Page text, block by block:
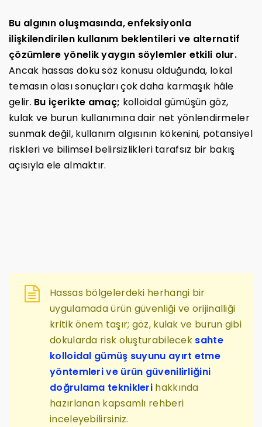
Bu algının oluşmasında, enfeksiyonla
ilişkilendirilen kullanım beklentileri ve alternatif
çözümlere yönelik yaygın söylemler etkili olur.
Ancak hassas doku söz konusu olduğunda, lokal
temasın olası sonuçları çok daha karmaşık hâle
gelir. Bu içerikte amaç; kolloidal gümüşün göz,
kulak ve burun kullanımına dair net yönlendirmeler
sunmak değil, kullanım algısının kökenini, potansiyel
riskleri ve bilimsel belirsizlikleri tarafsız bir bakış
açısıyla ele almaktır.
Hassas bölgelerdeki herhangi bir
uygulamada ürün güvenliği ve orijinalliği
kritik önem taşır; göz, kulak ve burun gibi
dokularda risk oluşturabilecek sahte
kolloidal gümüş suyunu ayırt etme
yöntemleri ve ürün güvenilirliğini
doğrulama teknikleri hakkında
hazırlanan kapsamlı rehberi
inceleyebilirsiniz.